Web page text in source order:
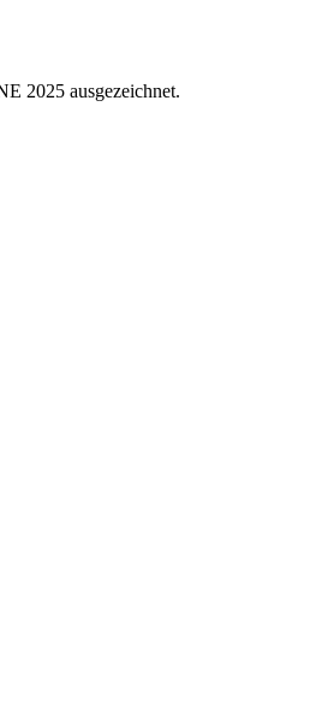
2025 ausgezeichnet.